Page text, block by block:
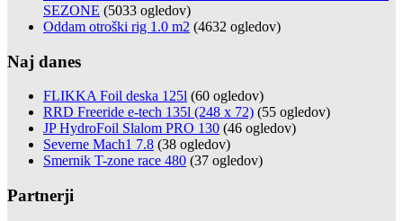
SEZONE (5033 ogledov)
Oddam otroški rig 1.0 m2 (4632 ogledov)
Naj danes
FLIKKA Foil deska 125l (60 ogledov)
RRD Freeride e-tech 135l (248 x 72) (55 ogledov)
JP HydroFoil Slalom PRO 130 (46 ogledov)
Severne Mach1 7.8 (38 ogledov)
Smernik T-zone race 480 (37 ogledov)
Partnerji